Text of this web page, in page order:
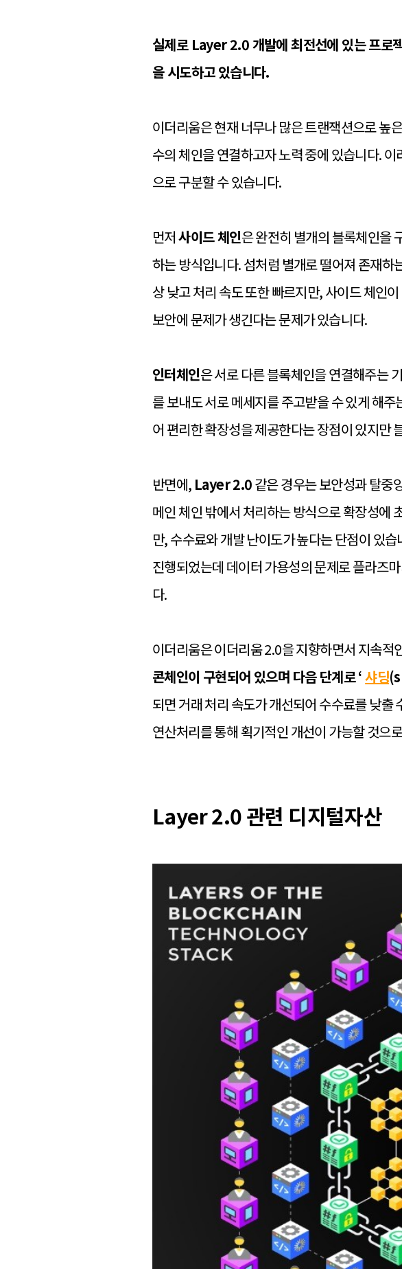
실제로 Layer 2.0 개발에 최전선에 있는 프로
을 시도하고 있습니다.
이더리움은 현재 너무나 많은 트랜잭션으로 높
수의 체인을 연결하고자 노력 중에 있습니다. 이
으로 구분할 수 있습니다.
먼저사이드 체인은 완전히 별개의 블록체인을
하는 방식입니다. 섬처럼 별개로 떨어져 존재
상 낮고 처리 속도 또한 빠르지만, 사이드 체인
보안에 문제가 생긴다는 문제가 있습니다.
인터체인은 서로 다른 블록체인을 연결해주는
를 보내도 서로 메세지를 주고받을 수 있게 해
어 편리한 확장성을 제공한다는 장점이 있지만
반면에, Layer 2.0같은 경우는 보안성과 탈중
메인 체인 밖에서 처리하는 방식으로 확장성에
만, 수수료와 개발 난이도가 높다는 단점이 있
진행되었는데 데이터 가용성의 문제로 플라즈
다.
이더리움은 이더리움 2.0을 지향하면서 지속
콘체인이 구현되어 있으며 다음 단계로 ‘샤딩
되면 거래 처리 속도가 개선되어 수수료를 낮출
연산처리를 통해 획기적인 개선이 가능할 것으
Layer 2.0 관련 디지털자산